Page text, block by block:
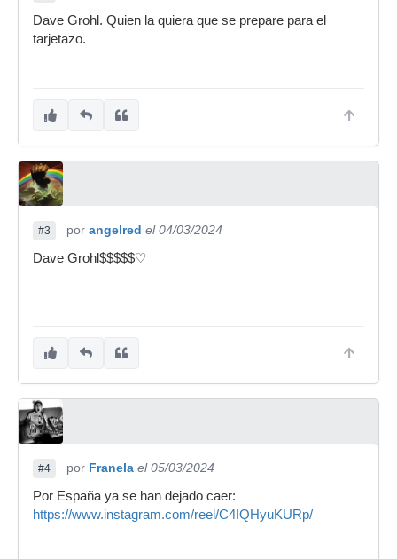
Dave Grohl. Quien la quiera que se prepare para el
tarjetazo.
#3 por angelred el 04/03/2024
Dave Grohl$$$$$♡
#4 por Franela el 05/03/2024
Por España ya se han dejado caer:
https://www.instagram.com/reel/C4IQHyuKURp/